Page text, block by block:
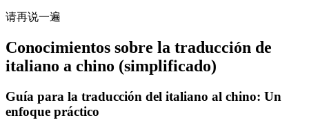
请再说一遍
Conocimientos sobre la traducción de
italiano a chino (simplificado)
Guía para la traducción del italiano al chino: Un
enfoque práctico